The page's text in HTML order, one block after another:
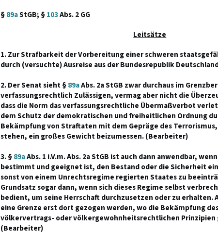
§89aStGB; §103Abs. 2 GG
Leitsätze
1. Zur Strafbarkeit der Vorbereitung einer schweren
durch (versuchte) Ausreise aus der Bundesrepublik
2. Der Senat sieht §89aAbs. 2a StGB zwar durchaus im
verfassungsrechtlich Zulässigen, vermag aber nicht die
dass die Norm das verfassungsrechtliche Übermaßverbot
dem Schutz der demokratischen und freiheitlichen Ordnung
Bekämpfung von Straftaten mit dem Gepräge des Terrorismus,
stehen, ein großes Gewicht beizumessen. (Bearbeiter)
3. §89aAbs. 1 i.V.m. Abs. 2a StGB ist auch dann anwendbar,
bestimmt und geeignet ist, den Bestand oder die Sicherheit
sonst von einem Unrechtsregime regierten Staates zu
Grundsatz sogar dann, wenn sich dieses Regime selbst
bedient, um seine Herrschaft durchzusetzen oder zu erhalten.
eine Grenze erst dort gezogen werden, wo die Bekämpfung
völkervertrags- oder völkergewohnheitsrechtlichen
(Bearbeiter)